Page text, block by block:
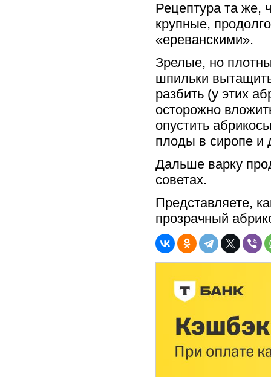
Рецептура та же,
крупные,
«ереванскими».
Зрелые, но
шпильки
разбить (у этих
осторожно
опустить
плоды в сиропе и
Дальше варку
советах.
Представляете,
прозрачный